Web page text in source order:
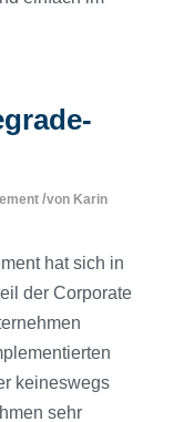
/von Karin
hat sich in
der Corporate
keineswegs
sehr